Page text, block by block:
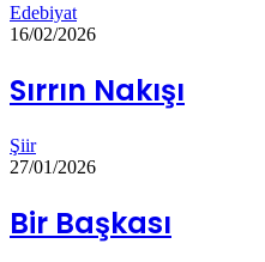
Edebiyat
16/02/2026
Sırrın Nakışı
Şiir
27/01/2026
Bir Başkası